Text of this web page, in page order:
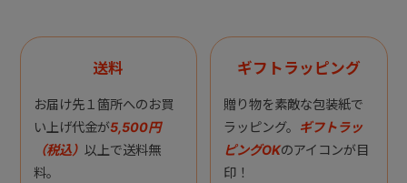
送料
お届け先１箇所へのお買
い上げ代金が5,500円
（税込） 以上で送料無
料。
ギフトラッピング
贈り物を素敵な包装紙で
ラッピング。 ギフトラッ
ピングOKのアイコンが目
印！